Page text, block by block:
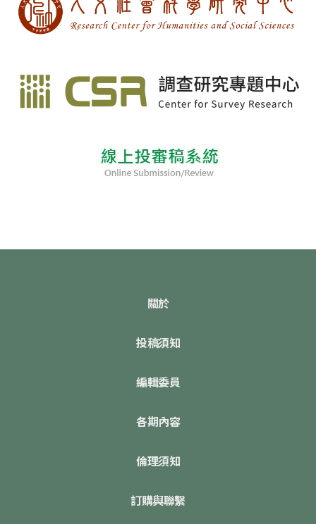
關於
投稿須知
編輯委員
各期內容
倫理須知
訂購與聯繫